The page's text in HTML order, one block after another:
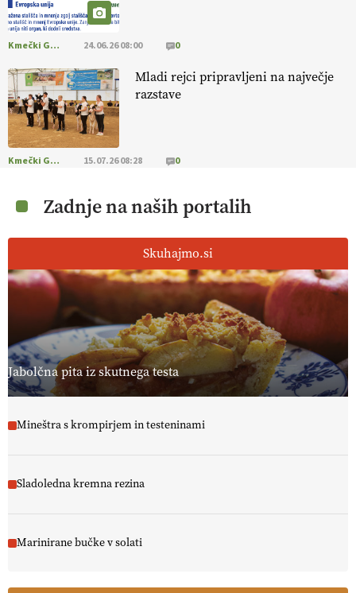
Kmečki Glas 24.06.26 08:00 0
Mladi rejci pripravljeni na največje
razstave
Kmečki Glas 15.07.26 08:28 0
Zadnje na naših portalih
Skuhajmo.si
Jabolčna pita iz skutnega testa
Mineštra s krompirjem in testeninami
Sladoledna kremna rezina
Marinirane bučke v solati